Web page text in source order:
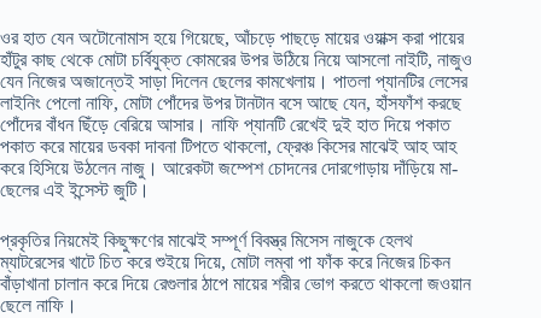
ওর হাত যেন অটোনোমাস হয়ে গিয়েছে, আঁচড়ে পাছড়ে মায়ের ওয়াক্স করা পায়ের
হাঁটুর কাছ থেকে মোটা চর্বিযুক্ত কোমরের উপর উঠিয়ে নিয়ে আসলো নাইটি, নাজুও
যেন নিজের অজান্তেই সাড়া দিলেন ছেলের কামখেলায়। পাতলা প্যানটির লেসের
লাইনিং পেলো নাফি, মোটা পোঁদের উপর টানটান বসে আছে যেন, হাঁসফাঁশ করছে
পোঁদের বাঁধন ছিঁড়ে বেরিয়ে আসার। নাফি প্যানটি রেখেই দুই হাত দিয়ে পকাত
পকাত করে মায়ের ডবকা দাবনা টিপতে থাকলো, ফ্রেঞ্চ কিসের মাঝেই আহ আহ
করে হিসিয়ে উঠলেন নাজু। আরেকটা জম্পেশ চোদনের দোরগোড়ায় দাঁড়িয়ে মা-
ছেলের এই ইন্সেস্ট জুটি।
প্রকৃতির নিয়মেই কিছুক্ষণের মাঝেই সম্পূর্ণ বিবস্ত্র মিসেস নাজুকে হেলথ
ম্যাটরেসের খাটে চিত করে শুইয়ে দিয়ে, মোটা লম্বা পা ফাঁক করে নিজের চিকন
বাঁড়াখানা চালান করে দিয়ে রেগুলার ঠাপে মায়ের শরীর ভোগ করতে থাকলো জওয়ান
ছেলে নাফি।